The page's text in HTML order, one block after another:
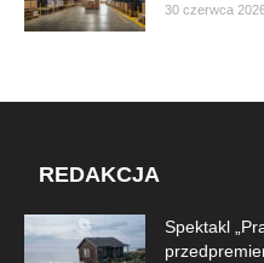
30 czerwca
REDAKCJA
Spektakl